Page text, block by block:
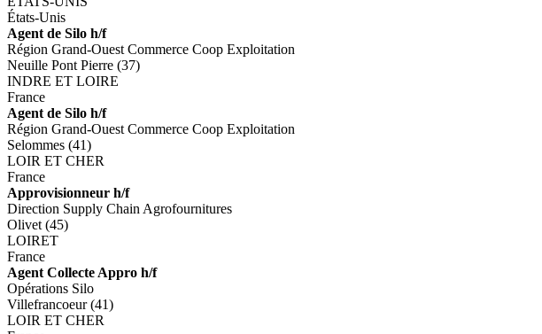
États-Unis
Agent de Silo h/f
Région Grand-Ouest Commerce Coop Exploitation
Neuille Pont Pierre (37)
INDRE ET LOIRE
France
Agent de Silo h/f
Région Grand-Ouest Commerce Coop Exploitation
Selommes (41)
LOIR ET CHER
France
Approvisionneur h/f
Direction Supply Chain Agrofournitures
Olivet (45)
LOIRET
France
Agent Collecte Appro h/f
Opérations Silo
Villefrancoeur (41)
LOIR ET CHER